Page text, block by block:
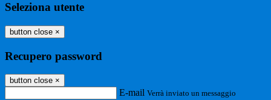
Seleziona utente
button close ×
Recupero password
button close ×
E-mail Verrà inviato un messaggio